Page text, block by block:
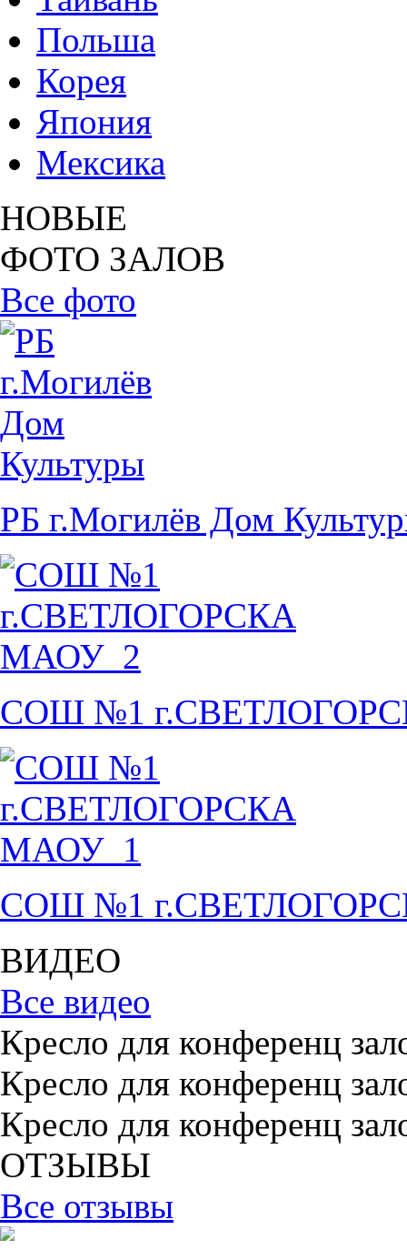
Польша
Корея
Япония
Мексика
НОВЫЕ
ФОТО ЗАЛОВ
Все фото
РБ г.Могилёв Дом
СОШ №1
СОШ №1
ВИДЕО
Все видео
Кресло для конференц
Кресло для конференц
Кресло для конференц
ОТЗЫВЫ
Все отзывы